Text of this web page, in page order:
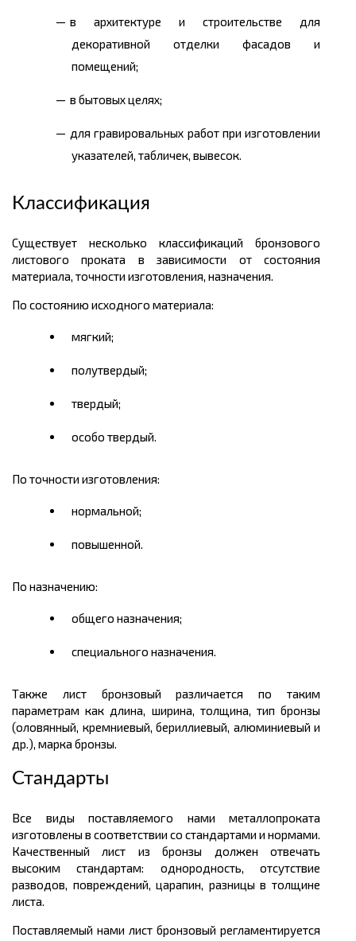
в архитектуре и строительстве для
декоративной отделки фасадов и
помещений;
в бытовых целях;
для гравировальных работ при изготовлении
указателей, табличек, вывесок.
Классификация
Существует несколько классификаций бронзового
листового проката в зависимости от состояния
материала, точности изготовления, назначения.
По состоянию исходного материала:
мягкий;
полутвердый;
твердый;
особо твердый.
По точности изготовления:
нормальной;
повышенной.
По назначению:
общего назначения;
специального назначения.
Также лист бронзовый различается по таким
параметрам как длина, ширина, толщина, тип бронзы
(оловянный, кремниевый, бериллиевый, алюминиевый и
др.), марка бронзы.
Стандарты
Все виды поставляемого нами металлопроката
изготовлены в соответствии со стандартами и нормами.
Качественный лист из бронзы должен отвечать
высоким стандартам: однородность, отсутствие
разводов, повреждений, царапин, разницы в толщине
листа.
Поставляемый нами лист бронзовый регламентируется